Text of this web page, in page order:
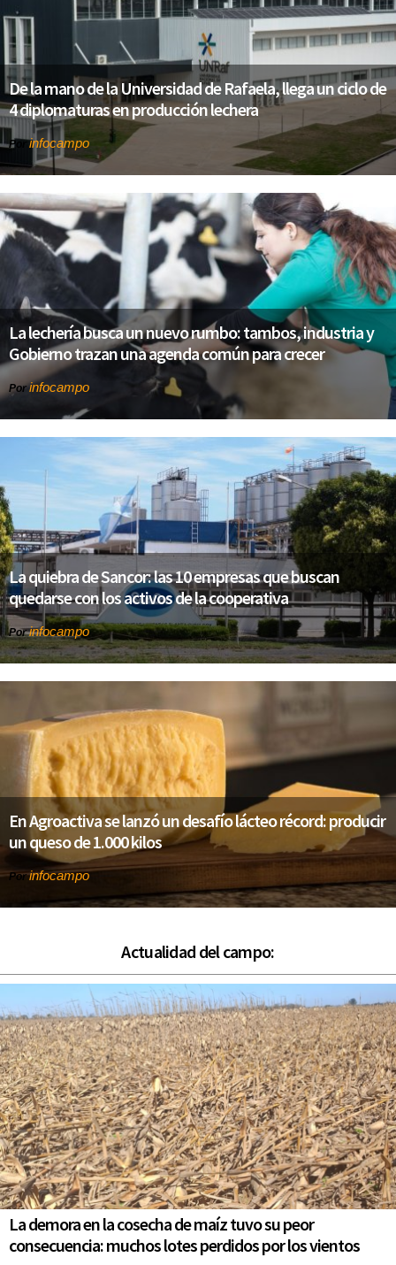
De la mano de la Universidad de Rafaela, llega un ciclo de
4 diplomaturas en producción lechera
Por infocampo
La lechería busca un nuevo rumbo: tambos, industria y
Gobierno trazan una agenda común para crecer
Porinfocampo
La quiebra de Sancor: las 10 empresas que buscan
quedarse con los activos de la cooperativa
Porinfocampo
En Agroactiva se lanzó un desafío lácteo récord: producir
un queso de 1.000 kilos
Porinfocampo
Actualidad del campo:
La demora en la cosecha de maíz tuvo su peor
consecuencia: muchos lotes perdidos por los vientos